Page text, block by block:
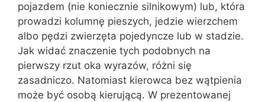
pojazdem (nie koniecznie silnikowym) lub, która
prowadzi kolumnę pieszych, jedzie wierzchem
albo pędzi zwierzęta pojedyncze lub w stadzie.
Jak widać znaczenie tych podobnych na
pierwszy rzut oka wyrazów, różni się
zasadniczo. Natomiast kierowca bez wątpienia
może być osobą kierującą. W prezentowanej